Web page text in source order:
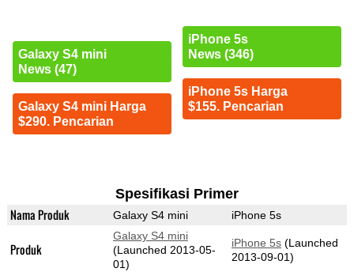
Galaxy S4 mini
News (47)
Galaxy S4 mini Harga
$290. Pencarian
iPhone 5s
News (346)
iPhone 5s Harga
$155. Pencarian
Spesifikasi Primer
Nama Produk Galaxy S4 mini iPhone 5s
Produk
Galaxy S4 mini
(Launched 2013-05-
01)
iPhone 5s(Launched
2013-09-01)